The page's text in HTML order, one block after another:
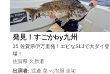
発見！すごかby九州
35 佐賀県伊万里発！エビなSLJで大ダイ登
場！
佐賀県 久原港
出演者: 渡邊 菜々,御厨 圭祐